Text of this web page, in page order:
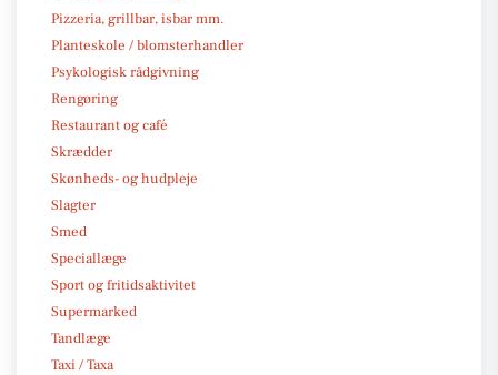
Pizzeria, grillbar, isbar mm.
Planteskole / blomsterhandler
Psykologisk rådgivning
Rengøring
Restaurant og café
Skrædder
Skønheds- og hudpleje
Slagter
Smed
Speciallæge
Sport og fritidsaktivitet
Supermarked
Tandlæge
Taxi / Taxa